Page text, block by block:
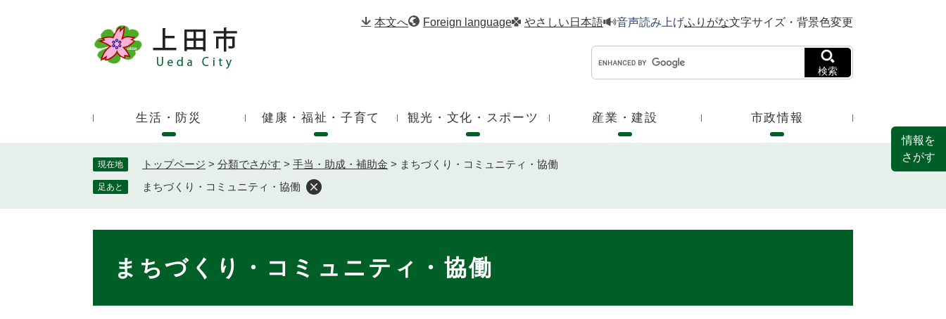
。
本文へ Foreign language やさしい日本語 音声読み上げふりがな文字サイズ・背景色変更
ド
検索
生活・防災 健康・福祉・子育て 観光・文化・スポーツ 産業・建設 市政情報
現在地 トップページ > 分類でさがす > 手当・助成・補助金 > まちづくり・コミュニティ・協働
足あと まちづくり・コミュニティ・協働
まちづくり・コミュニティ・協働
情報を
さがす